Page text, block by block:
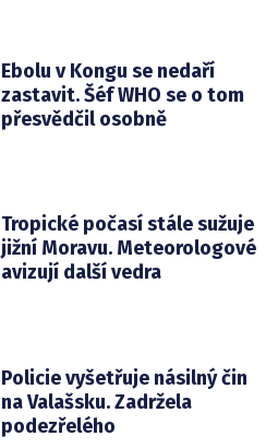
Ebolu v Kongu se nedaří
zastavit. Šéf WHO se o tom
přesvědčil osobně
Tropické počasí stále sužuje
jižní Moravu. Meteorologové
avizují další vedra
Policie vyšetřuje násilný čin
na Valašsku. Zadržela
podezřelého